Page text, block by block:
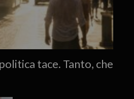
tace. Tanto, che